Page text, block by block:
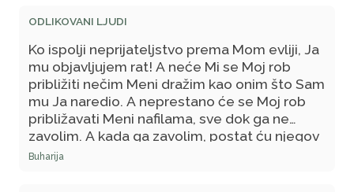
ODLIKOVANI LJUDI
Ko ispolji neprijateljstvo prema Mom evliji, Ja
mu objavljujem rat! A neće Mi se Moj rob
približiti nečim Meni dražim kao onim što Sam
mu Ja naredio. A neprestano će se Moj rob
približavati Meni nafilama, sve dok ga ne
zavolim. A kada ga zavolim, postat ću njegov
sluh kojim čuje, njegov vid kojim vidi, ruka
Buharija